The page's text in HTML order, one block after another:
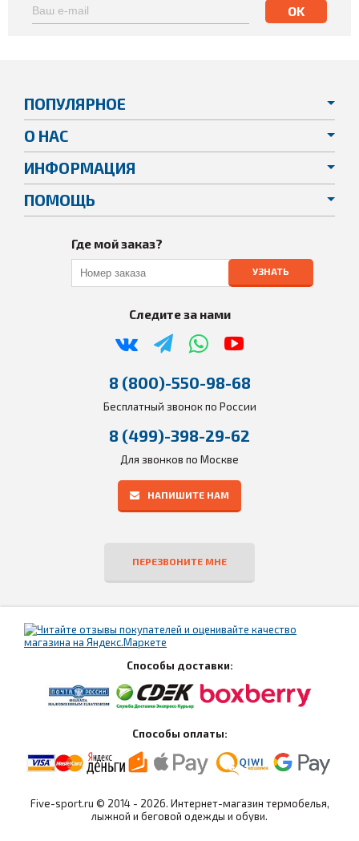
ПОПУЛЯРНОЕ
О НАС
ИНФОРМАЦИЯ
ПОМОЩЬ
Где мой заказ?
УЗНАТЬ
Следите за нами
8 (800)-550-98-68
Бесплатный звонок по России
8 (499)-398-29-62
Для звонков по Москве
НАПИШИТЕ НАМ
ПЕРЕЗВОНИТЕ МНЕ
Способы доставки:
Способы оплаты:
Five-sport.ru © 2014 - 2026. Интернет-магазин термобелья,
лыжной и беговой одежды и обуви.